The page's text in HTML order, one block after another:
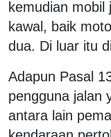
kemudian mobil
kawal, baik
dua. Di luar itu
Adapun Pasal
pengguna jalan
antara lain